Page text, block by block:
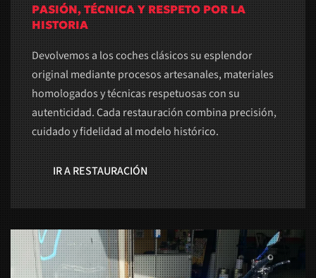
PASIÓN, TÉCNICA Y RESPETO POR LA
HISTORIA
Devolvemos a los coches clásicos su esplendor
original mediante procesos artesanales, materiales
homologados y técnicas respetuosas con su
autenticidad. Cada restauración combina precisión,
cuidado y fidelidad al modelo histórico.
IR A RESTAURACIÓN